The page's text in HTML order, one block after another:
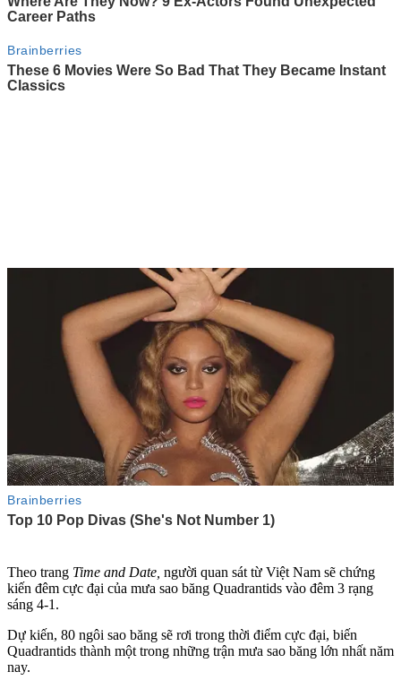
Theo trang Time and Date, người quan sát từ Việt Nam sẽ chứng
kiến đêm cực đại của mưa sao băng Quadrantids vào đêm 3 rạng
sáng 4-1.
Dự kiến, 80 ngôi sao băng sẽ rơi trong thời điểm cực đại, biến
Quadrantids thành một trong những trận mưa sao băng lớn nhất năm
nay.